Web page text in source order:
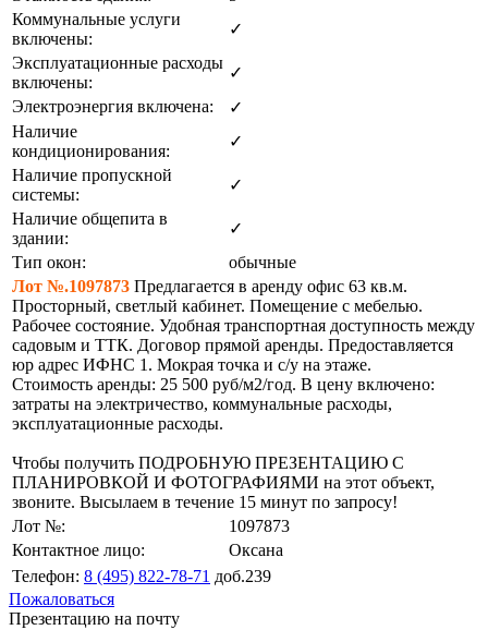
Коммунальные услуги
включены:
✓
Эксплуатационные расходы
включены:
✓
Электроэнергия включена:
✓
Наличие
кондиционирования:
✓
Наличие пропускной
системы:
✓
Наличие общепита в
здании:
✓
Тип окон:
обычные
Лот №.1097873 Предлагается в аренду офис 63 кв.м.
Просторный, светлый кабинет. Помещение с мебелью.
Рабочее состояние. Удобная транспортная доступность между
садовым и ТТК. Договор прямой аренды. Предоставляется
юр адрес ИФНС 1. Мокрая точка и с/у на этаже.
Стоимость аренды: 25 500 руб/м2/год. В цену включено:
затраты на электричество, коммунальные расходы,
эксплуатационные расходы.
Чтобы получить ПОДРОБНУЮ ПРЕЗЕНТАЦИЮ С
ПЛАНИРОВКОЙ И ФОТОГРАФИЯМИ на этот объект,
звоните. Высылаем в течение 15 минут по запросу!
Лот №:
1097873
Контактное лицо:
Оксана
Телефон: 8 (495) 822-78-71 доб.239
Пожаловаться
Презентацию на почту